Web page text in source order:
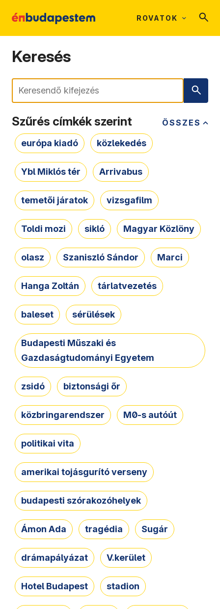
ROVATOK
Keresés
Keresés
ÖSSZES
Szűrés címkék szerint
európa kiadó közlekedés
Ybl Miklós tér Arrivabus
temetői járatok vizsgafilm
Toldi mozi sikló Magyar Közlöny
olasz Szaniszló Sándor Marci
Hanga Zoltán tárlatvezetés
baleset sérülések
Budapesti Műszaki és
Gazdaságtudományi Egyetem
zsidó biztonsági őr
közbringarendszer M0-s autóút
politikai vita
amerikai tojásgurító verseny
budapesti szórakozóhelyek
Ámon Ada tragédia Sugár
drámapályázat V.kerület
Hotel Budapest stadion